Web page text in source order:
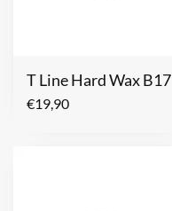
T Line Hard Wax B17
€19,90